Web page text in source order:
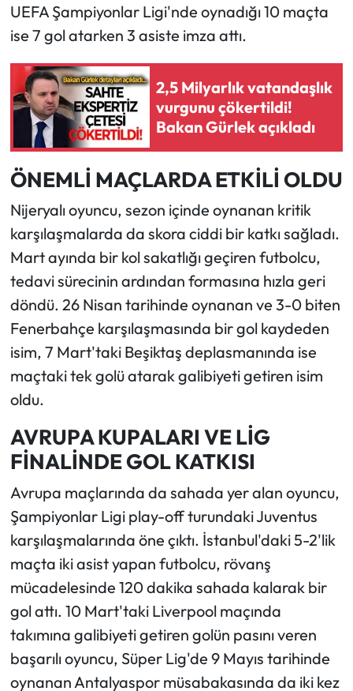
UEFA Şampiyonlar Ligi'nde oynadığı 10 maçta
ise 7 gol atarken 3 asiste imza attı.
2,5 Milyarlık vatandaşlık
vurgunu çökertildi!
Bakan Gürlek açıkladı
ÖNEMLİ MAÇLARDA ETKİLİ OLDU
Nijeryalı oyuncu, sezon içinde oynanan kritik
karşılaşmalarda da skora ciddi bir katkı sağladı.
Mart ayında bir kol sakatlığı geçiren futbolcu,
tedavi sürecinin ardından formasına hızla geri
döndü. 26 Nisan tarihinde oynanan ve 3-0 biten
Fenerbahçe karşılaşmasında bir gol kaydeden
isim, 7 Mart'taki Beşiktaş deplasmanında ise
maçtaki tek golü atarak galibiyeti getiren isim
oldu.
AVRUPA KUPALARI VE LİG
FİNALİNDE GOL KATKISI
Avrupa maçlarında da sahada yer alan oyuncu,
Şampiyonlar Ligi play-off turundaki Juventus
karşılaşmalarında öne çıktı. İstanbul'daki 5-2'lik
maçta iki asist yapan futbolcu, rövanş
mücadelesinde 120 dakika sahada kalarak bir
gol attı. 10 Mart'taki Liverpool maçında
takımına galibiyeti getiren golün pasını veren
başarılı oyuncu, Süper Lig'de 9 Mayıs tarihinde
oynanan Antalyaspor müsabakasında da iki kez